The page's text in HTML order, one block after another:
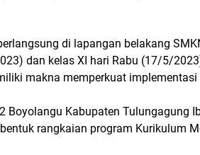
di lapangan belakang
dan kelas XI hari Rabu (17/5/
makna memperkuat
Boyolangu Kabupaten Tulungagung
rangkaian program Kurikulum